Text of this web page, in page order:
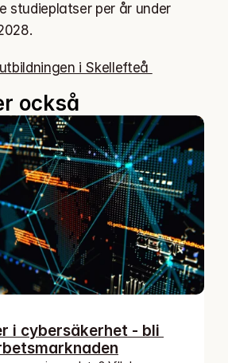
studieplatser per år under
i Skellefteå
också
i cybersäkerhet - bli